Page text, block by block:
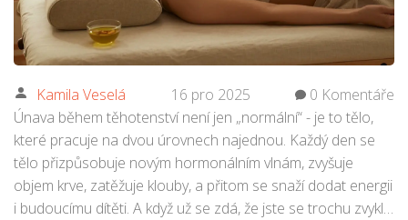
Kamila Veselá 16 pro 2025
0 Komentáře
Únava během těhotenství není jen „normální“ - je to tělo,
které pracuje na dvou úrovnech najednou. Každý den se
tělo přizpůsobuje novým hormonálním vlnám, zvyšuje
objem krve, zatěžuje klouby, a přitom se snaží dodat energii
i budoucímu dítěti. A když už se zdá, že jste se trochu zvykli